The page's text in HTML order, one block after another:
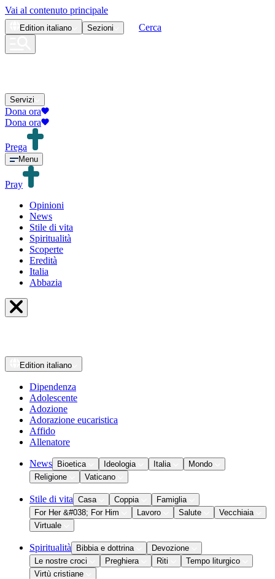
Vai al contenuto principale
Edition italiano Sezioni Cerca
Servizi
Dona ora
Dona ora
Prega
Menu
Pray
Opinioni
News
Stile di vita
Spiritualità
Scoperte
Eredità
Italia
Abbazia
Edition italiano
Dipendenza
Adolescente
Adozione
Adorazione eucaristica
Affido
Allenatore
News Bioetica Ideologia Italia
Mondo
Religione
Vaticano
Stile di vita Casa Coppia
Famiglia
For Her &#038; For Him
Lavoro Salute
Vecchiaia
Virtuale
Spiritualità Bibbia e dottrina
Devozione
Le nostre croci
Preghiera Riti
Tempo liturgico
Virtù cristiane